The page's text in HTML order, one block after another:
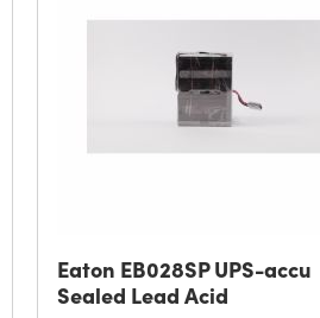
Eaton EB028SP UPS-accu
Sealed Lead Acid